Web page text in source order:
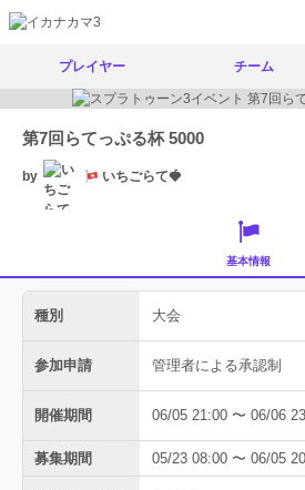
プレイヤー チーム
第7回らてっぷる杯 5000
by いちごらて🍓
基本情報
種別 大会
参加申請 管理者による承認制
開催期間 06/05 21:00 〜 06/06
募集期間 05/23 08:00 〜 06/05